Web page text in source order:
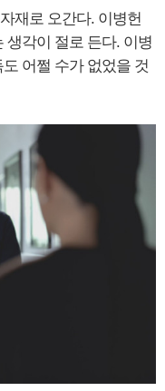
재로 오간다. 이병헌
생각이 절로 든다. 이병
어쩔 수가 없었을 것